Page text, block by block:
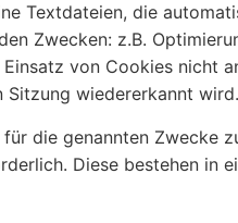
Textdateien, die
Zwecken: z.B.
von Cookies nicht
Sitzung wiedererkannt wird.
die genannten Zwecke
Diese bestehen in